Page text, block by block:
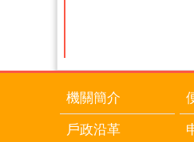
機關簡介
戶政沿革